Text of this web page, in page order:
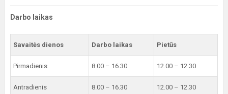
Darbo laikas
Savaitės dienos Darbo laikas Pietūs
Pirmadienis 8.00 – 16.30 12.00 – 12.30
Antradienis 8.00 – 16.30 12.00 – 12.30